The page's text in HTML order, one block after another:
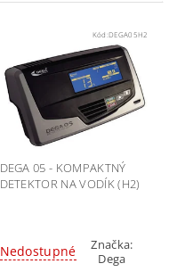
Kód: DEGA05H2
DEGA 05 - KOMPAKTNÝ
DETEKTOR NA VODÍK (H2)
Nedostupné
Značka:
Dega